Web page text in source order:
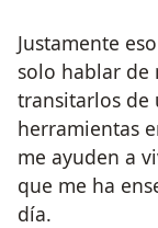
Justamente
solo hablar de
transitarlos de
herramientas
me ayuden a
que me ha
día.